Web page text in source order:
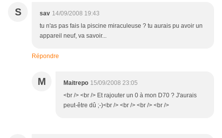
S sav 14/09/2008 19:43
tu n'as pas fais la piscine miraculeuse ? tu aurais pu avoir un
appareil neuf, va savoir...
Répondre
M Maitrepo 15/09/2008 23:05
<br /> <br /> Et rajouter un 0 à mon D70 ? J'aurais
peut-être dû ;-)<br /> <br /> <br /> <br />